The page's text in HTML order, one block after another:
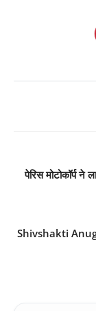
पेरिस मोटोकॉर्प ने
Shivshakti